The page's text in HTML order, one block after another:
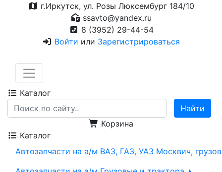
г.Иркутск, ул. Розы Люксембург 184/10
ssavto@yandex.ru
8 (3952) 29-44-54
Войти или Зарегистрироваться
Каталог
Корзина
Каталог
Автозапчасти на а/м ВАЗ, ГАЗ, УАЗ Москвич,